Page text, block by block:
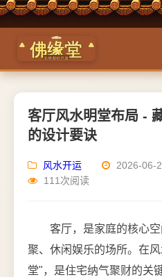
客厅风水明堂布局 -
的设计要诀
风水开运
2026-06-
111次阅读
客厅，是家庭的核心
聚、休闲娱乐的场所。在
堂"，是住宅纳气聚财的关